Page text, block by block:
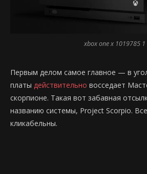
xbox one x 1019785 1
Первым делом самое главное — в
платы действительно восседает
скорпионе. Такая вот забавная
названию системы, Project Scorpio.
кликабельны.